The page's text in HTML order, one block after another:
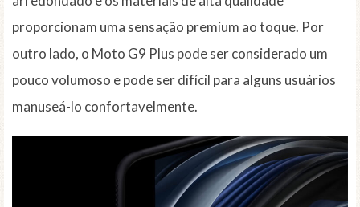
proporcionam uma sensação premium ao toque. Por
outro lado, o Moto G9 Plus pode ser considerado um
pouco volumoso e pode ser difícil para alguns usuários
manuseá-lo confortavelmente.